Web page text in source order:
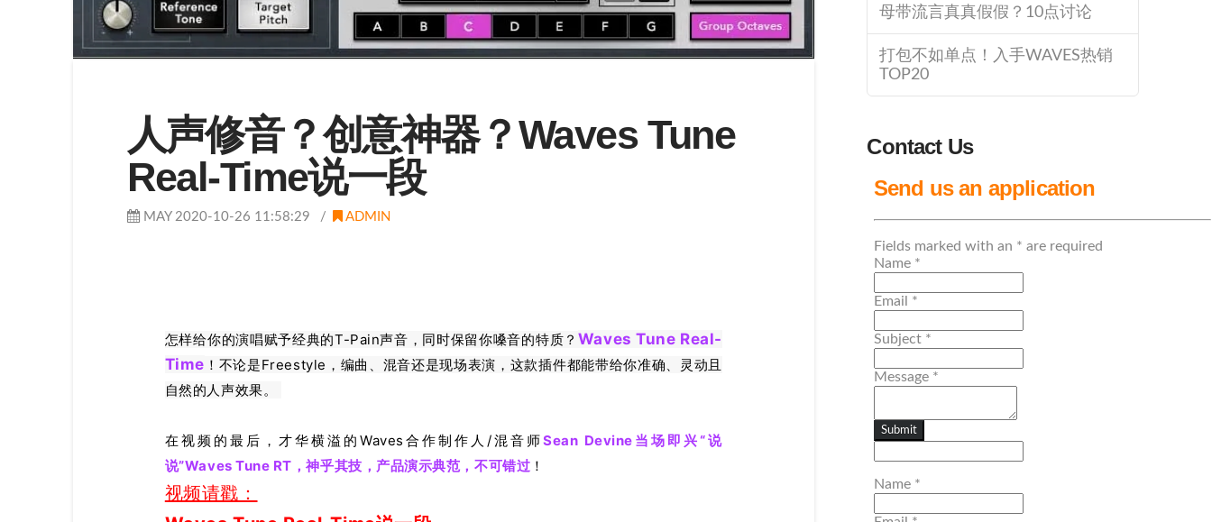
人声修音？创意神器？Waves Tune
Real-Time说一段
MAY 2020-10-26 11:58:29 ADMIN
怎样给你的演唱赋予经典的T-Pain声音，同时保留你嗓音的特质？ Waves Tune Real-
Time ！不论是Freestyle，编曲、混音还是现场表演，这款插件都能带给你准确、灵动且
自然的人声效果。
在视频的最后，才华横溢的Waves合作制作人/混音师Sean Devine当场即兴“说
说”Waves Tune RT，神乎其技，产品演示典范，不可错过 ！
视频请戳：
母带流言真真假假？10点讨论
打包不如单点！入手WAVES热销
TOP20
Contact Us